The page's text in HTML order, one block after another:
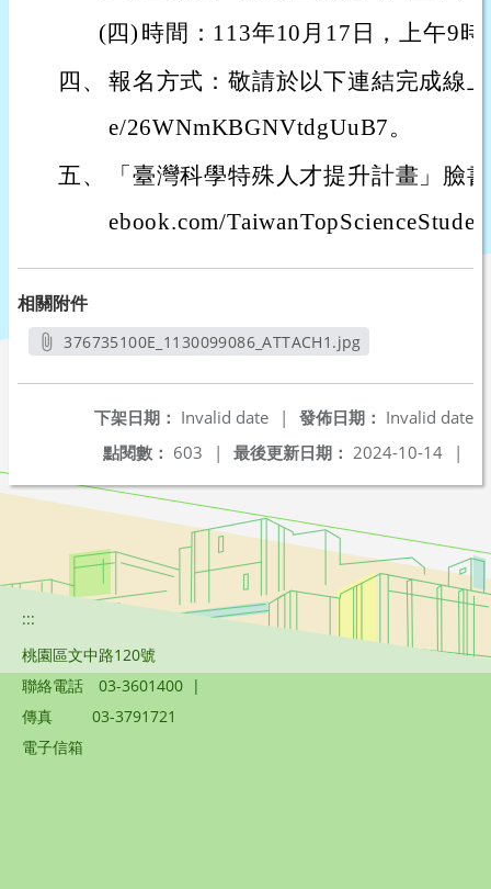
(四) 時間：113年10月17日，上午9
四、 報名方式：敬請於以下連結完成線
e/26WNmKBGNVtdgUuB7。
五、
「臺灣科學特殊人才提升計畫」臉
ebook.com/
相關附件
376735100E_1130099086_ATTACH1.jpg
發佈日期： Invalid date
下架日期： Invalid date
|
最後更新日期： 2024-10-14 |
點閱數： 603 |
:::
桃園區文中路120號
聯絡電話
03-3601400 |
傳真
03-3791721
電子信箱